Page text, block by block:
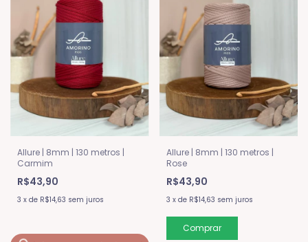
Allure | 8mm | 130 metros |
Carmim
R$43,90
3 x de R$14,63 sem juros
Allure | 8mm | 130 metros |
Rose
R$43,90
3 x de R$14,63 sem juros